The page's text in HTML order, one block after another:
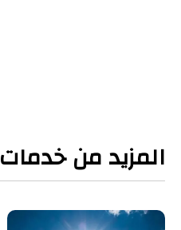
المزيد من خدمات